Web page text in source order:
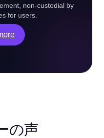
non-custodial by
for users.
の声